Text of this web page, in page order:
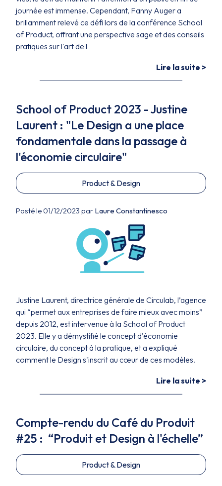
journée est immense. Cependant, Fanny Auger a
brillamment relevé ce défi lors de la conférence School
of Product, offrant une perspective sage et des conseils
pratiques sur l'art de l
Lire la suite >
School of Product 2023 - Justine
Laurent : "Le Design a une place
fondamentale dans la passage à
l'économie circulaire"
Product & Design
Posté le 01/12/2023 par Laure Constantinesco
Justine Laurent, directrice générale de Circulab, l’agence
qui “permet aux entreprises de faire mieux avec moins”
depuis 2012, est intervenue à la School of Product
2023. Elle y a démystifié le concept d’économie
circulaire, du concept à la pratique, et a expliqué
comment le Design s'inscrit au cœur de ces modèles.
Lire la suite >
Compte-rendu du Café du Produit
#25 : “Produit et Design à l'échelle”
Product & Design